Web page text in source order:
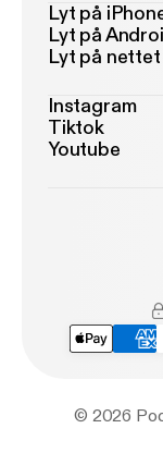
Lyt på
Lyt på
Lyt på nettet
Instagram
Tiktok
Youtube
© 2026